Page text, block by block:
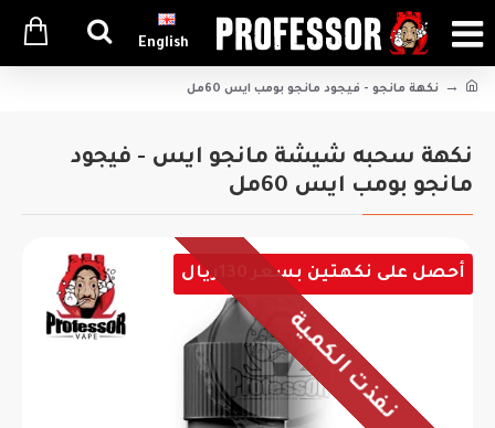
English
نكهة مانجو - فيجود مانجو بومب ايس 60مل
نكهة سحبه شيشة مانجو ايس - فيجود
مانجو بومب ايس 60مل
أحصل على نكهتين بسعر 130ريال
نفذت الكمية